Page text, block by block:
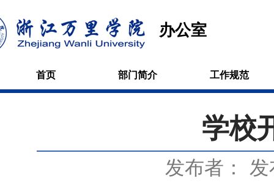
办公室
首页 部门简介 工作规范
学校
发布者： 发